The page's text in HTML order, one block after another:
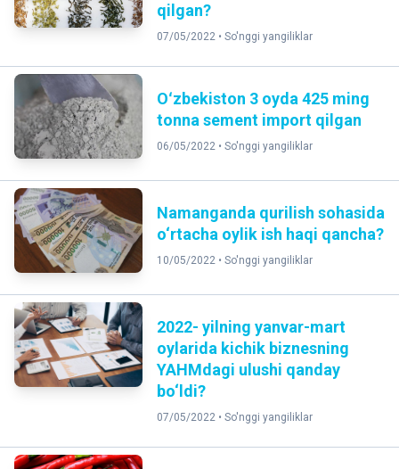
qilgan?
07/05/2022 • So'nggi yangiliklar
Oʻzbekiston 3 oyda 425 ming
tonna sement import qilgan
06/05/2022 • So'nggi yangiliklar
Namanganda qurilish sohasida
o‘rtacha oylik ish haqi qancha?
10/05/2022 • So'nggi yangiliklar
2022- yilning yanvar-mart
oylarida kichik biznesning
YAHMdagi ulushi qanday
bo‘ldi?
07/05/2022 • So'nggi yangiliklar